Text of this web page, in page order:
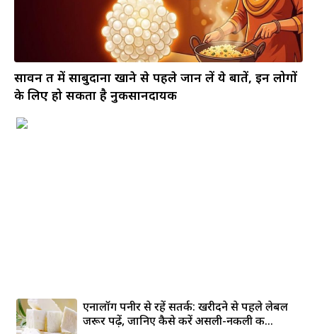
सावन व्रत में साबुदाना खाने से पहले जान लें ये बातें, इन लोगों
के लिए हो सकता है नुकसानदायक
एनालॉग पनीर से रहें सतर्क: खरीदने से पहले लेबल
जरूर पढ़ें, जानिए कैसे करें असली-नकली की...